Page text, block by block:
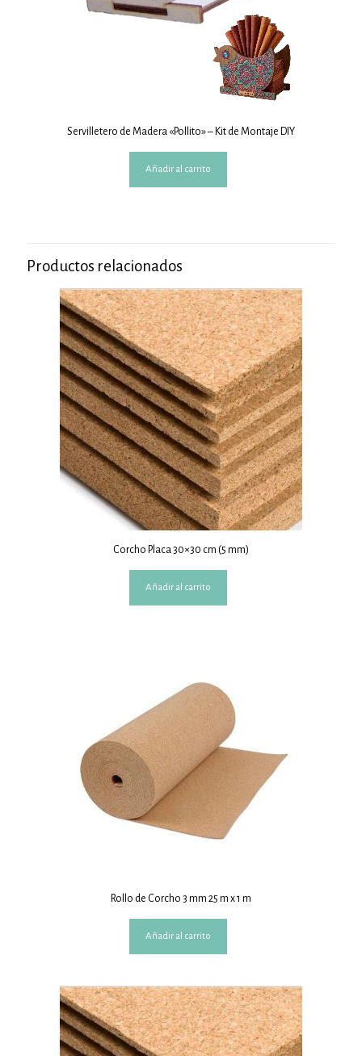
Servilletero de Madera «Pollito» – Kit de Montaje DIY
Añadir al carrito
Productos relacionados
Corcho Placa 30×30 cm (5 mm)
Añadir al carrito
Rollo de Corcho 3 mm 25 m x 1 m
Añadir al carrito